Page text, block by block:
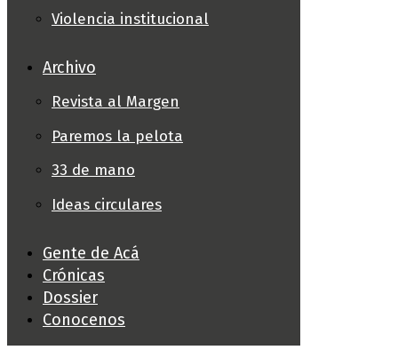
Violencia institucional
Archivo
Revista al Margen
Paremos la pelota
33 de mano
Ideas circulares
Gente de Acá
Crónicas
Dossier
Conocenos